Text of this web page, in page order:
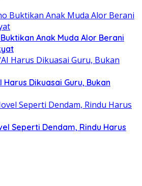
Anak Muda Alor Berani
Harus Dikuasai Guru, Bukan
Seperti Dendam, Rindu Harus